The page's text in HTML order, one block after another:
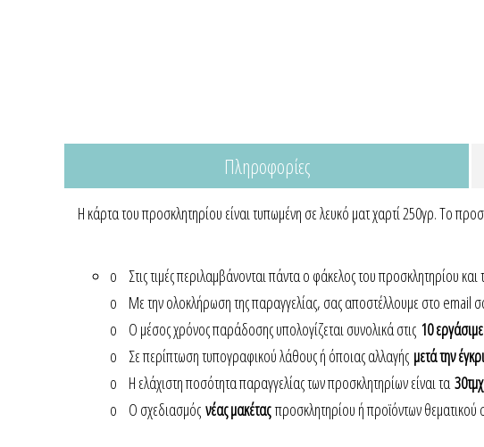
Πληροφορίες
Η κάρτα του προσκλητηρίου είναι τυπωμένη σε λευκό ματ χαρτί 250γρ. Το
o Στις τιμές περιλαμβάνονται πάντα ο φάκελος του προσκλητηρίου και
o Με την ολοκλήρωση της παραγγελίας, σας αποστέλλουμε στο email
o Ο μέσος χρόνος παράδοσης υπολογίζεται συνολικά στις 10
o Σε περίπτωση τυπογραφικού λάθους ή όποιας αλλαγής μετά την
o Η ελάχιστη ποσότητα παραγγελίας των προσκλητηρίων είναι τα30τμχ
o Ο σχεδιασμός νέας μακέταςπροσκλητηρίου ή προϊόντων θεματικού